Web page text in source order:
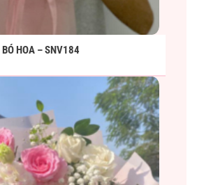
BÓ HOA – SNV184